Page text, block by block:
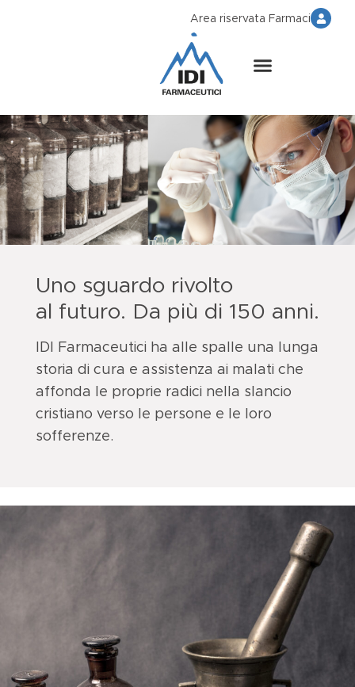
Area riservata Farmaci
Uno sguardo rivolto
al futuro. Da più di 150 anni.
IDI Farmaceutici ha alle spalle una lunga
storia di cura e assistenza ai malati che
affonda le proprie radici nella slancio
cristiano verso le persone e le loro
sofferenze.